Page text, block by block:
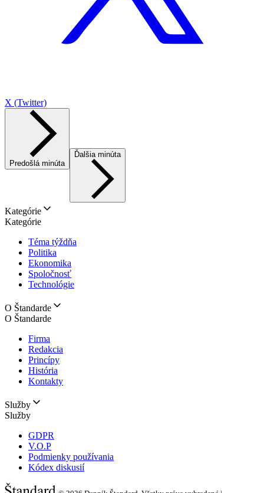
X (Twitter)
Predošlá minúta
Ďalšia minúta
Kategórie
Kategórie
Téma týždňa
Politika
Ekonomika
Spoločnosť
Technológie
O Štandarde
O Štandarde
Firma
Redakcia
Princípy
História
Kontakty
Služby
Služby
GDPR
V.O.P
Podmienky používania
Kódex diskusií